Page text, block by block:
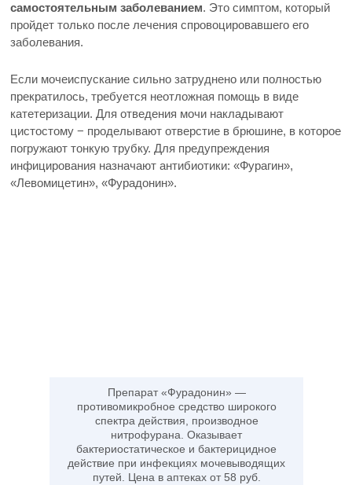
самостоятельным заболеванием. Это симптом, который
пройдет только после лечения спровоцировавшего его
заболевания.
Если мочеиспускание сильно затруднено или полностью
прекратилось, требуется неотложная помощь в виде
катетеризации. Для отведения мочи накладывают
цистостому − проделывают отверстие в брюшине, в которое
погружают тонкую трубку. Для предупреждения
инфицирования назначают антибиотики: «Фурагин»,
«Левомицетин», «Фурадонин».
Препарат «Фурадонин» —
противомикробное средство широкого
спектра действия, производное
нитрофурана. Оказывает
бактериостатическое и бактерицидное
действие при инфекциях мочевыводящих
путей. Цена в аптеках от 58 руб.